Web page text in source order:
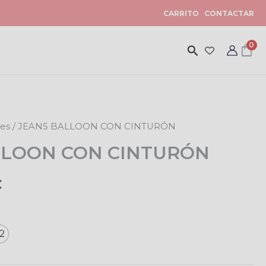
CARRITO CONTACTAR
0
/ JEANS BALLOON CON CINTURÓN
CON CINTURÓN
El
precio
actual
14,99€.